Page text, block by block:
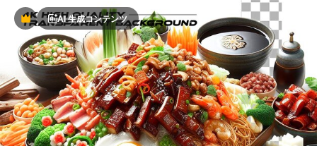
PremiumAI 生成コンテンツ